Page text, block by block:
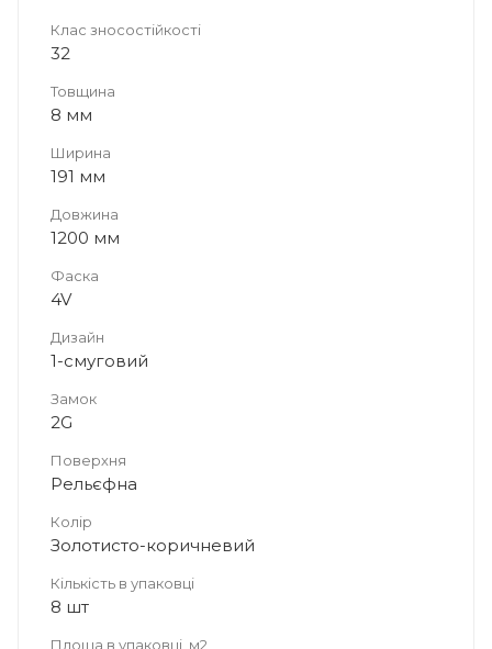
Клас зносостійкості
32
Товщина
8 мм
Ширина
191 мм
Довжина
1200 мм
Фаска
4V
Дизайн
1-смуговий
Замок
2G
Поверхня
Рельєфна
Колір
Золотисто-коричневий
Кількість в упаковці
8 шт
Площа в упаковці, м2